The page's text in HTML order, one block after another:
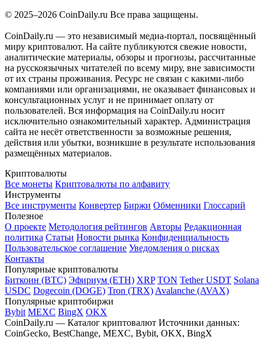
© 2025–2026 CoinDaily.ru Все права защищены.
CoinDaily.ru — это независимый медиа-портал, посвящённый
миру криптовалют. На сайте публикуются свежие новости,
аналитические материалы, обзоры и прогнозы, рассчитанные
на русскоязычных читателей по всему миру, вне зависимости
от их страны проживания. Ресурс не связан с какими-либо
компаниями или организациями, не оказывает финансовых и
консультационных услуг и не принимает оплату от
пользователей. Вся информация на CoinDaily.ru носит
исключительно ознакомительный характер. Администрация
сайта не несёт ответственности за возможные решения,
действия или убытки, возникшие в результате использования
размещённых материалов.
Криптовалюты
Все монеты Криптовалюты по алфавиту
Инструменты
Все инструменты Конвертер Биржи Обменники Глоссарий
Полезное
О проекте Методология рейтингов Авторы Редакционная
политика Статьи Новости рынка Конфиденциальность
Пользовательское соглашение Уведомления о рисках
Контакты
Популярные криптовалюты
Биткоин (BTC) Эфириум (ETH) XRP TON Tether USDT Solana
USDC Dogecoin (DOGE) Tron (TRX) Avalanche (AVAX)
Популярные криптобиржи
Bybit MEXC BingX OKX
CoinDaily.ru — Каталог криптовалют Источники данных:
CoinGecko, BestChange, MEXC, Bybit, OKX, BingX